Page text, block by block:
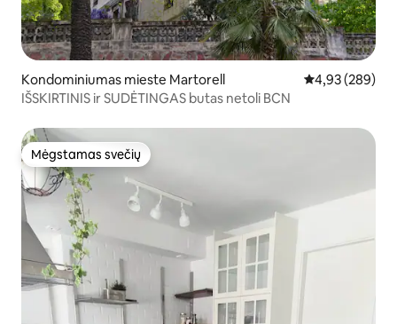
Kondominiumas mieste Martorell Vidutinis
4,93 (289)
IŠSKIRTINIS ir SUDĖTINGAS butas netoli BCN
Mėgstamas svečių
Mėgstamas svečių